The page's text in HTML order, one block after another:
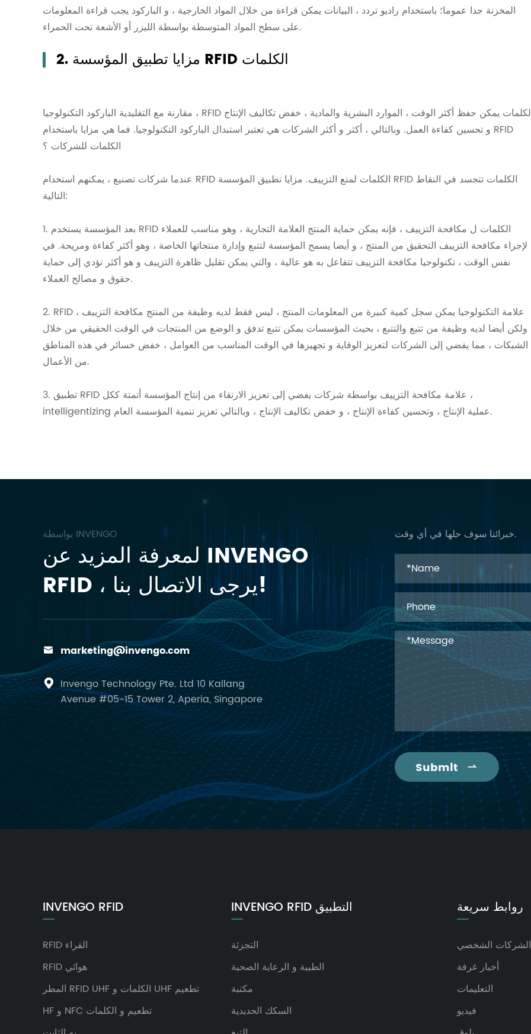
المخزنة جدا عموما؛ باستخدام راديو تردد ، البيانات يمكن قراءة من خلال المواد الخارجية ، و الباركود يجب قراءة المعلومات
على سطح المواد المتوسطة بواسطة الليزر أو الأشعة تحت الحمراء.
2. مزايا تطبيق المؤسسة RFID الكلمات
مقارنة مع التقليدية الباركود التكنولوجيا ، RFID الكلمات يمكن حفظ أكثر الوقت ، الموارد البشرية والمادية ، خفض تكاليف الإنتاج
و تحسين كفاءة العمل. وبالتالي ، أكثر و أكثر الشركات هي تعتبر استبدال الباركود التكنولوجيا. فما هي مزايا باستخدام RFID
الكلمات للشركات ؟
عندما شركات تصنيع ، يمكنهم استخدام RFID الكلمات لمنع التزييف. مزايا تطبيق المؤسسة RFID الكلمات تتجسد في النقاط
التالية:
1. بعد المؤسسة يستخدم RFID الكلمات ل مكافحة التزييف ، فإنه يمكن حماية المنتج العلامة التجارية ، وهو مناسب للعملاء
لإجراء مكافحة التزييف التحقيق من المنتج ، و أيضا يسمح المؤسسة لتتبع وإدارة منتجاتها الخاصة ، وهو أكثر كفاءة ومريحة. في
نفس الوقت ، تكنولوجيا مكافحة التزييف تتفاعل به هو عالية ، والتي يمكن تقليل ظاهرة التزييف و هو أكثر تؤدي إلى حماية
حقوق و مصالح العملاء.
2. RFID علامة التكنولوجيا يمكن سجل كمية كبيرة من المعلومات المنتج ، ليس فقط لديه وظيفة من المنتج مكافحة التزييف ،
ولكن أيضا لديه وظيفة من تتبع والتتبع ، بحيث المؤسسات يمكن تتبع تدفق و الوضع من المنتجات في الوقت الحقيقي من خلال
الشبكات ، مما يفضي إلى الشركات لتعزيز الوقاية و تجهيزها في الوقت المناسب من العوامل ، خفض خسائر في هذه المناطق
من الأعمال.
3. تطبيق RFID علامة مكافحة التزييف بواسطة شركات يفضي إلى تعزيز الارتقاء من إنتاج المؤسسة أتمتة ككل ،
intelligentizing عملية الإنتاج ، وتحسين كفاءة الإنتاج ، و خفض تكاليف الإنتاج ، وبالتالي تعزيز تنمية المؤسسة العام.
بواسطة INVENGO
لمعرفة المزيد عن INVENGO
RFID ، يرجى الاتصال بنا!
 marketing@invengo.com
 Invengo Technology Pte. Ltd 10 Kallang
Avenue #05-15 Tower 2, Aperia, Singapore
خبرائنا سوف حلها في أي وقت.
Submit 
INVENGO RFID
RFID القراء
RFID هوائي
المطر RFID UHF الكلمات و UHF تطعيم
HF و NFC تطعيم و الكلمات
INVENGO RFID التطبيق
التجزئة
الطبية و الرعاية الصحية
مكتبة
السكك الحديدية
روابط سريعة
الشركات الشخصي
أخبار غرفة
التعليمات
فيديو